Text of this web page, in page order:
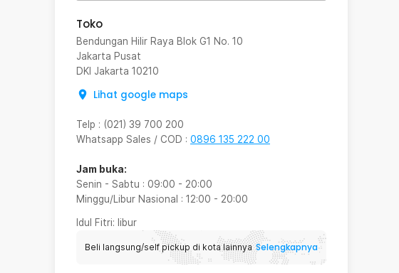
Toko
Bendungan Hilir Raya Blok G1 No. 10
Jakarta Pusat
DKI Jakarta 10210
Lihat google maps
Telp : (021) 39 700 200
Whatsapp Sales / COD : 0896 135 222 00
Jam buka:
Senin - Sabtu : 09:00 - 20:00
Minggu/Libur Nasional : 12:00 - 20:00
Idul Fitri: libur
Beli langsung/self pickup di kota lainnya Selengkapnya